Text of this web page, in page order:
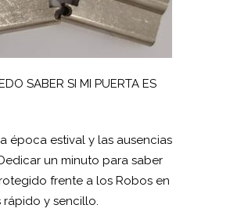
SABER SI MI PUERTA ES
época estival y las ausencias
un minuto para saber
frente a los Robos en
rápido y sencillo.